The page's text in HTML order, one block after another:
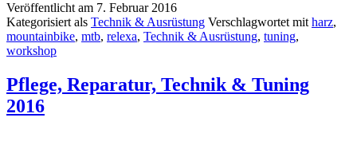
Veröffentlicht am 7. Februar 2016
Kategorisiert als Technik & Ausrüstung Verschlagwortet mit harz,
mountainbike, mtb, relexa, Technik & Ausrüstung, tuning,
workshop
Pflege, Reparatur, Technik & Tuning
2016